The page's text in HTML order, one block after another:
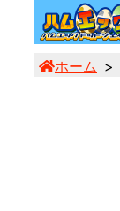
ホーム